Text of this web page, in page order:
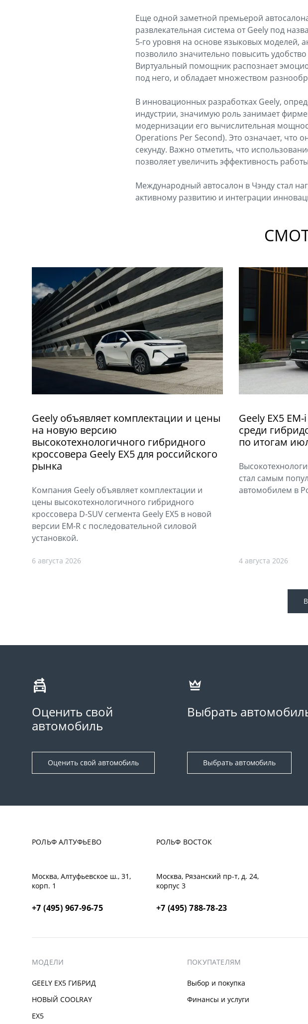
Еще одной заметной премьерой
развлекательная система от Geely под
5-го уровня на основе языковых моделей,
позволило значительно повысить
Виртуальный помощник распознает
под него, и обладает множеством
В инновационных разработках Geely,
индустрии, значимую роль занимает
модернизации его вычислительная
Operations Per Second). Это означает, что
секунду. Важно отметить, что
позволяет увеличить эффективность
Международный автосалон в Чэнду стал
активному развитию и интеграции
Geely объявляет комплектации и цены
на новую версию
высокотехнологичного гибридного
кроссовера Geely EX5 для российского
рынка
Компания Geely объявляет комплектации и
цены высокотехнологичного гибридного
кроссовера D-SUV сегмента Geely EX5 в новой
версии EM-R с последовательной силовой
установкой.
6 августа 2026
Geely EX5
среди
по итогам
стал самым
автомобилем в
4 августа 2026
Оценить свой
автомобиль
Оценить свой автомобиль
Выбрать
Выбрать автомобиль
РОЛЬФ АЛТУФЬЕВО
Москва, Алтуфьевское ш., 31,
корп. 1
+7 (495) 967-96-75
РОЛЬФ ВОСТОК
Москва, Рязанский пр-т, д. 24,
корпус 3
+7 (495) 788-78-23
МОДЕЛИ
GEELY EX5 ГИБРИД
НОВЫЙ COOLRAY
EX5
ПОКУПАТЕЛЯМ
Выбор и покупка
Финансы и услуги